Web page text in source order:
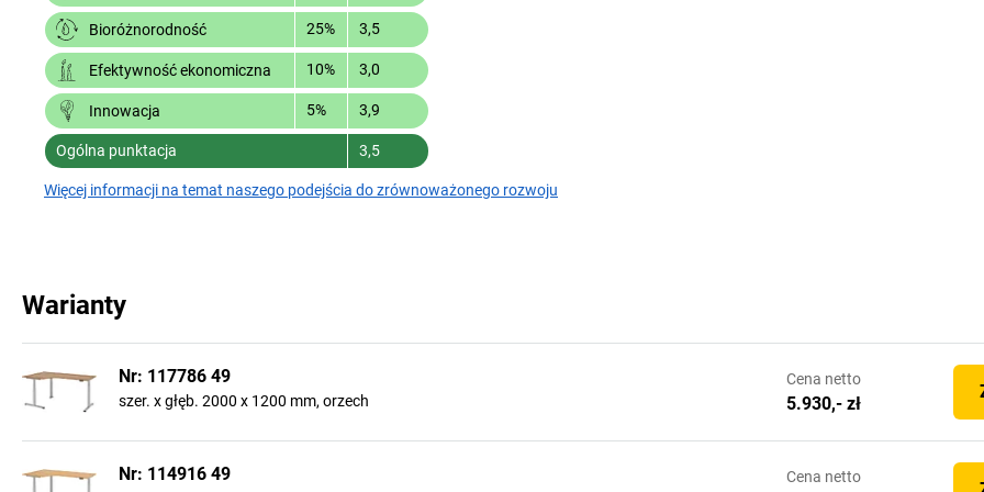
Bioróżnorodność 25% 3,5
Efektywność ekonomiczna 10% 3,0
Innowacja 5% 3,9
Ogólna punktacja 3,5
Więcej informacji na temat naszego podejścia do zrównoważonego rozwoju
Warianty
Nr: 117786 49
szer. x głęb. 2000 x 1200 mm, orzech
Cena netto
5.930,- zł
Nr: 114916 49 Cena netto